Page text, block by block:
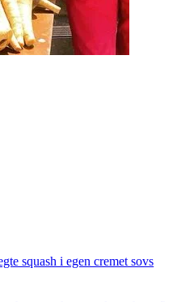
squash i egen cremet sovs